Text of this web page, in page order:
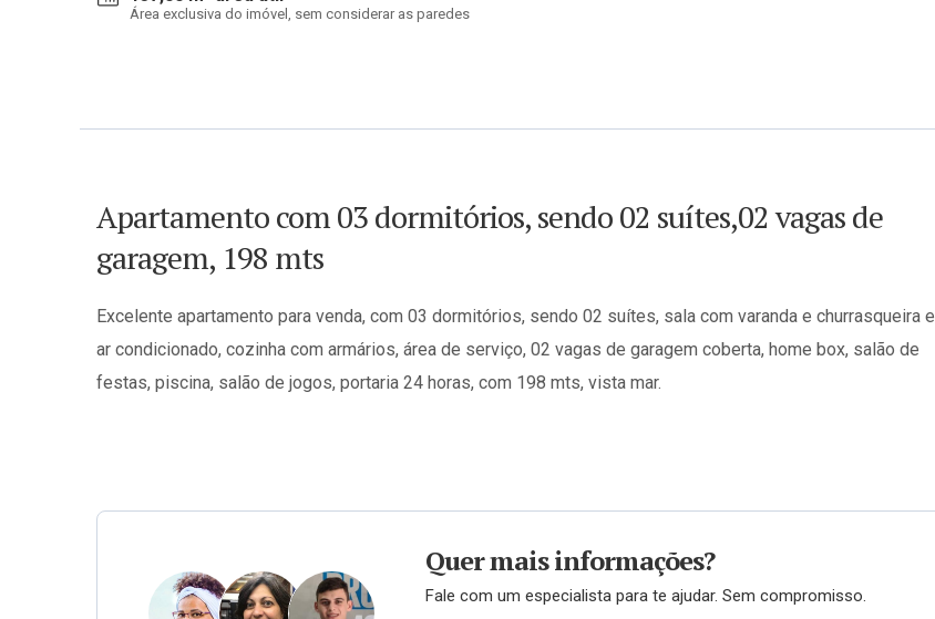
Área exclusiva do imóvel, sem considerar as paredes
Apartamento com 03 dormitórios, sendo 02 suítes,02 vagas de
garagem, 198 mts
Excelente apartamento para venda, com 03 dormitórios, sendo 02 suítes, sala com varanda e churrasqueira e
ar condicionado, cozinha com armários, área de serviço, 02 vagas de garagem coberta, home box, salão de
festas, piscina, salão de jogos, portaria 24 horas, com 198 mts, vista mar.
Quer mais informações?
Fale com um especialista para te ajudar. Sem compromisso.